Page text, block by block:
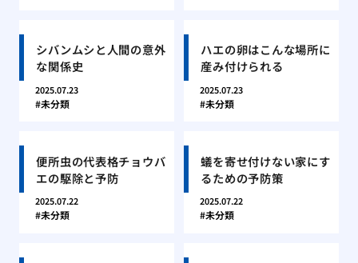
シバンムシと人間の意外
な関係史
2025.07.23
未分類
ハエの卵はこんな場所に
産み付けられる
2025.07.23
未分類
便所虫の代表格チョウバ
エの駆除と予防
2025.07.22
未分類
蟻を寄せ付けない家にす
るための予防策
2025.07.22
未分類